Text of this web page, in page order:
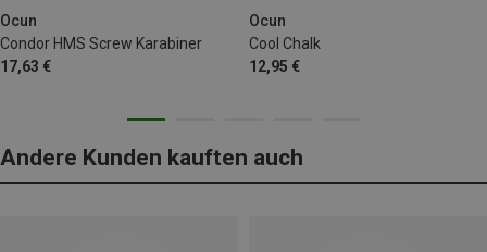
Ocun
Condor HMS Screw Karabiner
17,63 €
Ocun
Cool Chalk
12,95 €
Andere Kunden kauften auch